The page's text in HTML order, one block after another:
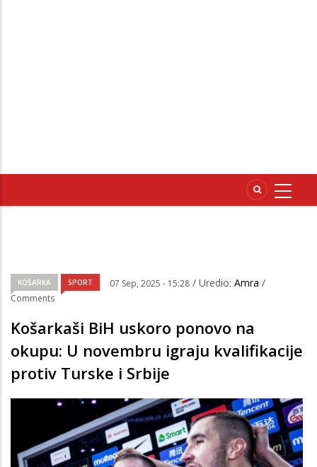
KOŠARKA SPORT 07 Sep, 2025 - 15:28 / Uredio: Amra /
Comments
Košarkaši BiH uskoro ponovo na
okupu: U novembru igraju kvalifikacije
protiv Turske i Srbije